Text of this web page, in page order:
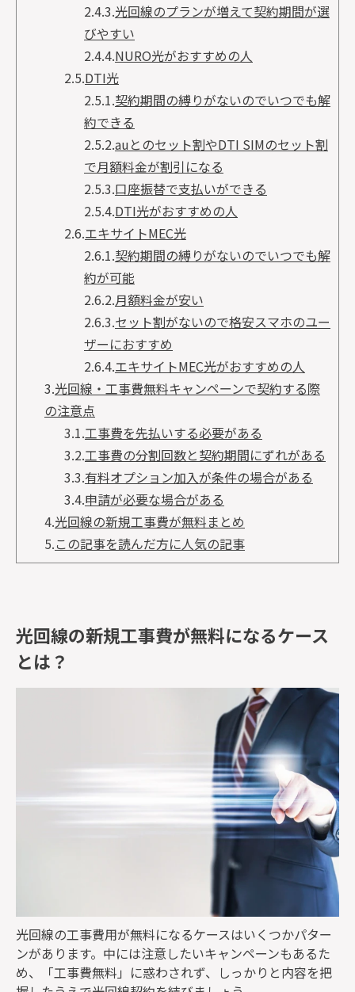
2.4.3.光回線のプランが増えて契約期間が選
びやすい
2.4.4.NURO光がおすすめの人
2.5.DTI光
2.5.1.契約期間の縛りがないのでいつでも解
約できる
2.5.2.auとのセット割やDTI SIMのセット割
で月額料金が割引になる
2.5.3.口座振替で支払いができる
2.5.4.DTI光がおすすめの人
2.6.エキサイトMEC光
2.6.1.契約期間の縛りがないのでいつでも解
約が可能
2.6.2.月額料金が安い
2.6.3.セット割がないので格安スマホのユー
ザーにおすすめ
2.6.4.エキサイトMEC光がおすすめの人
3.光回線・工事費無料キャンペーンで契約する際
の注意点
3.1.工事費を先払いする必要がある
3.2.工事費の分割回数と契約期間にずれがある
3.3.有料オプション加入が条件の場合がある
3.4.申請が必要な場合がある
4.光回線の新規工事費が無料まとめ
5.この記事を読んだ方に人気の記事
光回線の新規工事費が無料になるケース
とは？
光回線の工事費用が無料になるケースはいくつかパター
ンがあります。中には注意したいキャンペーンもあるた
め、「工事費無料」に惑わされず、しっかりと内容を把